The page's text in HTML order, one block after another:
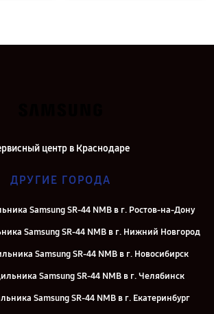
центр в Краснодаре
ДРУГИЕ ГОРОДА
Samsung SR-44 NMB в г. Ростов-на-Дону
Samsung SR-44 NMB в г. Нижний Новгород
Samsung SR-44 NMB в г. Новосибирск
Samsung SR-44 NMB в г. Челябинск
Samsung SR-44 NMB в г. Екатеринбург